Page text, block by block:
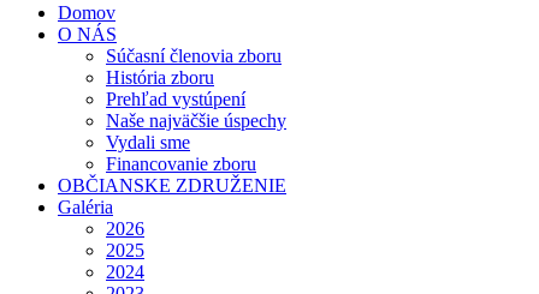
Domov
O NÁS
Súčasní členovia zboru
História zboru
Prehľad vystúpení
Naše najväčšie úspechy
Vydali sme
Financovanie zboru
OBČIANSKE ZDRUŽENIE
Galéria
2026
2025
2024